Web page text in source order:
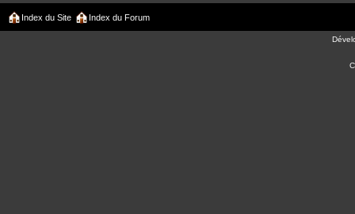
Index du Site Index du Forum